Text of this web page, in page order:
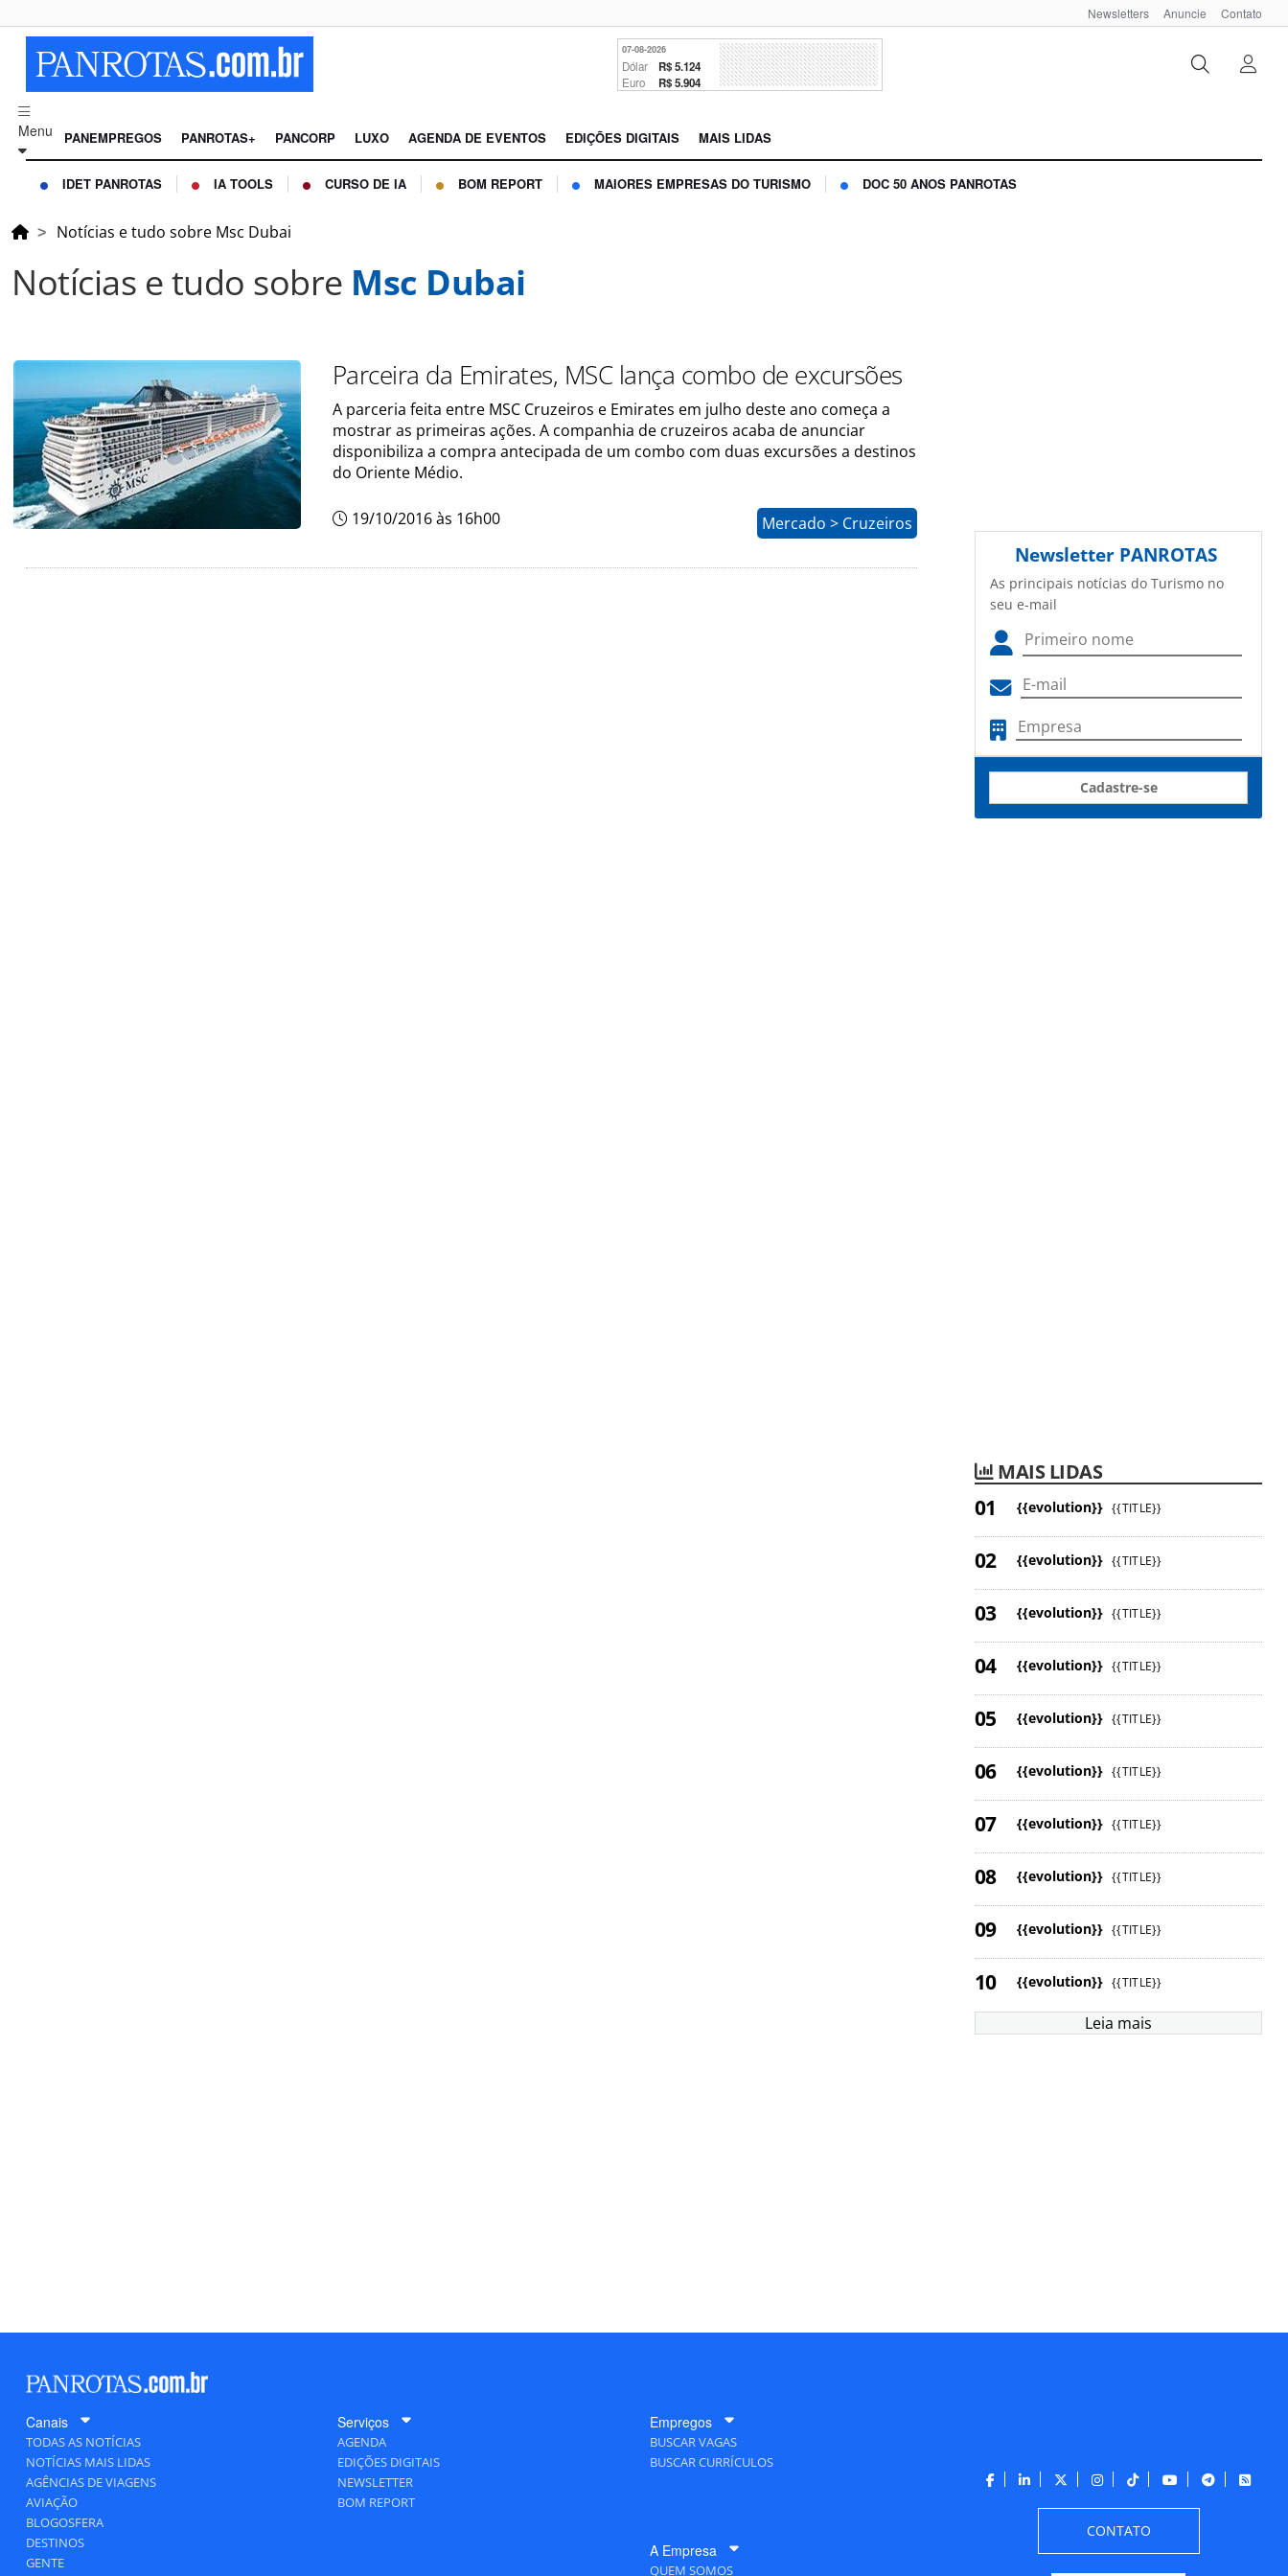
Newsletters Anuncie Contato
07-08-2026
Dólar R$ 5.124
Euro R$ 5.904
Menu PANEMPREGOS PANROTAS+ PANCORP LUXO AGENDA DE EVENTOS EDIÇÕES DIGITAIS MAIS LIDAS
IDET PANROTAS IA TOOLS CURSO DE IA BOM REPORT MAIORES EMPRESAS DO TURISMO DOC 50 ANOS PANROTAS
Notícias e tudo sobre Msc Dubai
Notícias e tudo sobre Msc Dubai
Parceira da Emirates, MSC lança combo de excursões
A parceria feita entre MSC Cruzeiros e Emirates em julho deste ano começa a
mostrar as primeiras ações. A companhia de cruzeiros acaba de anunciar
disponibiliza a compra antecipada de um combo com duas excursões a destinos
do Oriente Médio.
19/10/2016 às 16h00 Mercado > Cruzeiros
Newsletter PANROTAS
As principais notícias do Turismo no
seu e-mail
Cadastre-se
MAIS LIDAS
{{evolution}} {{TITLE}}
{{evolution}} {{TITLE}}
{{evolution}} {{TITLE}}
{{evolution}} {{TITLE}}
{{evolution}} {{TITLE}}
{{evolution}} {{TITLE}}
{{evolution}} {{TITLE}}
{{evolution}} {{TITLE}}
{{evolution}} {{TITLE}}
{{evolution}} {{TITLE}}
Leia mais
Canais
TODAS AS NOTÍCIAS
NOTÍCIAS MAIS LIDAS
AGÊNCIAS DE VIAGENS
AVIAÇÃO
BLOGOSFERA
DESTINOS
GENTE
Serviços
AGENDA
EDIÇÕES DIGITAIS
NEWSLETTER
BOM REPORT
Empregos
BUSCAR VAGAS
BUSCAR CURRÍCULOS
A Empresa
QUEM SOMOS
CONTATO